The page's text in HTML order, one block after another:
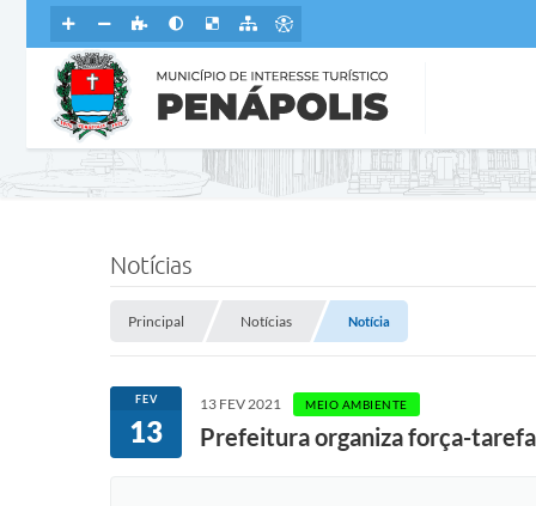
Notícias
Principal Notícias Notícia
FEV
13
13 FEV 2021 MEIO AMBIENTE
Prefeitura organiza força-